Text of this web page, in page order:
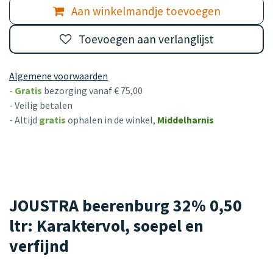
Aan winkelmandje toevoegen
Toevoegen aan verlanglijst
Algemene voorwaarden
- Gratis bezorging vanaf € 75,00
- Veilig betalen
- Altijd gratis ophalen in de winkel, Middelharnis
JOUSTRA beerenburg 32% 0,50
ltr: Karaktervol, soepel en
verfijnd